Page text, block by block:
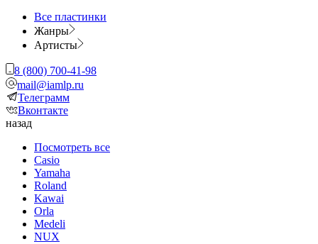
Все пластинки
Жанры
Артисты
8 (800) 700-41-98
mail@iamlp.ru
Телеграмм
Вконтакте
назад
Посмотреть все
Casio
Yamaha
Roland
Kawai
Orla
Medeli
NUX